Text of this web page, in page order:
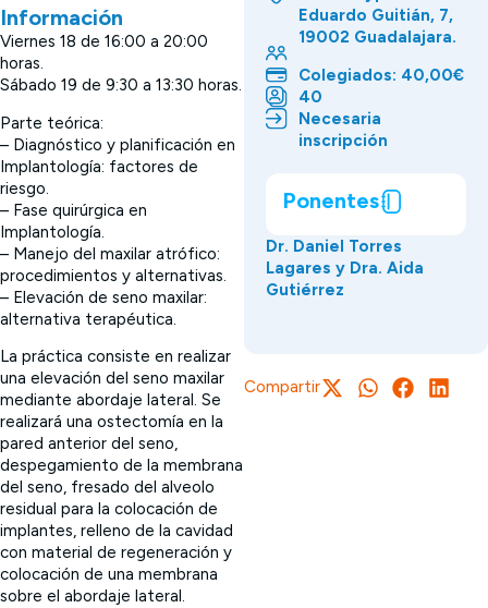
Información
Viernes 18 de 16:00 a 20:00
horas.
Sábado 19 de 9:30 a 13:30 horas.
Parte teórica:
– Diagnóstico y planificación en
Implantología: factores de
riesgo.
– Fase quirúrgica en
Implantología.
– Manejo del maxilar atrófico:
procedimientos y alternativas.
– Elevación de seno maxilar:
alternativa terapéutica.
La práctica consiste en realizar
una elevación del seno maxilar
mediante abordaje lateral. Se
realizará una ostectomía en la
pared anterior del seno,
despegamiento de la membrana
del seno, fresado del alveolo
residual para la colocación de
implantes, relleno de la cavidad
con material de regeneración y
colocación de una membrana
sobre el abordaje lateral.
Eduardo Guitián, 7,
19002 Guadalajara.
Colegiados: 40,00€
40
Necesaria
inscripción
Ponentes
Dr. Daniel Torres
Lagares y Dra. Aida
Gutiérrez
Compartir